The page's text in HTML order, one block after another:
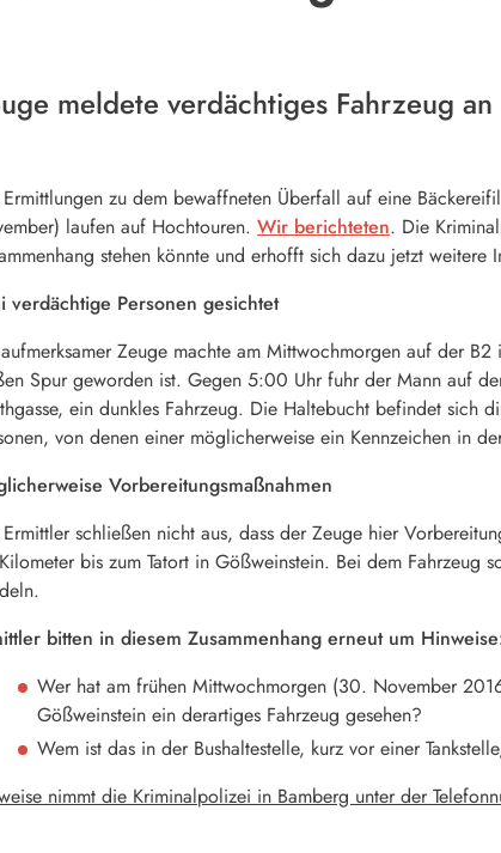
meldete verdächtiges Fahrzeug an
zu dem bewaffneten Überfall auf eine
laufen auf Hochtouren. Wir berichteten. Die
stehen könnte und erhofft sich dazu jetzt weitere
verdächtige Personen gesichtet
Zeuge machte am Mittwochmorgen auf der
Spur geworden ist. Gegen 5:00 Uhr fuhr der Mann auf
ein dunkles Fahrzeug. Die Haltebucht befindet sich
von denen einer möglicherweise ein Kennzeichen in
Vorbereitungsmaßnahmen
schließen nicht aus, dass der Zeuge hier
bis zum Tatort in Gößweinstein. Bei dem Fahrzeug
bitten in diesem Zusammenhang erneut um
Wer hat am frühen Mittwochmorgen (30. November
Gößweinstein ein derartiges Fahrzeug gesehen?
Wem ist das in der Bushaltestelle, kurz vor einer
nimmt die Kriminalpolizei in Bamberg unter der